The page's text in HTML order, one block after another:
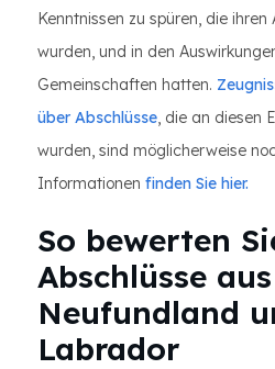
Kenntnissen zu spüren, die
wurden, und in den
Gemeinschaften hatten.
über Abschlüsse, die an diesen
wurden, sind möglicherweise
Informationen finden Sie hier.
So bewerten
Abschlüsse aus
Neufundland
Labrador